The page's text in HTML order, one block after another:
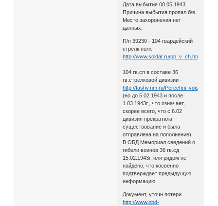
Дата выбытия 00.05.1943
Причина выбытия пропал б/в
Место захоронения нет
данных.
П/п 39230 - 104 гвардейский
стрелк.полк -
http://www.soldat.ru/pp_v_ch.html
104 гв.сп в составе 36
гв.стрелковой дивизии -
http://tashv.nm.ru/Perechni_voisk/
(но до 5.02.1943 и после
1.03.1943г., что означает,
скорее всего, что с 6.02
дивизия прекратила
существование и была
отправлена на пополнение).
В ОБД Мемориал сведений о
гибели воинов 36 гв.сд
15.02.1943г. или рядом не
найдено, что косвенно
подтверждает предыдущую
информацию.
Документ, уточн.потери
http://www.obd-